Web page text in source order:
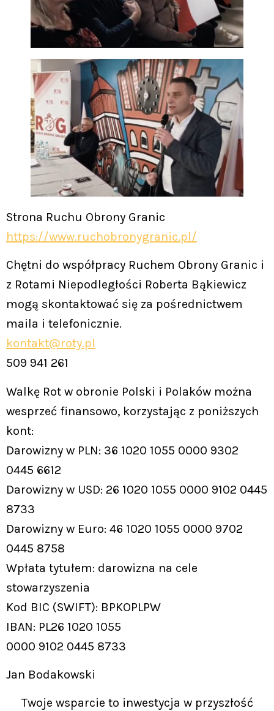
Strona Ruchu Obrony Granic
https://www.ruchobronygranic.pl/
Chętni do współpracy Ruchem Obrony Granic i
z Rotami Niepodległości Roberta Bąkiewicz
mogą skontaktować się za pośrednictwem
maila i telefonicznie.
kontakt@roty.pl
509 941 261
Walkę Rot w obronie Polski i Polaków można
wesprzeć finansowo, korzystając z poniższych
kont:
Darowizny w PLN: 36 1020 1055 0000 9302
0445 6612
Darowizny w USD: 26 1020 1055 0000 9102 0445
8733
Darowizny w Euro: 46 1020 1055 0000 9702
0445 8758
Wpłata tytułem: darowizna na cele
stowarzyszenia
Kod BIC (SWIFT): BPKOPLPW
IBAN: PL26 1020 1055
0000 9102 0445 8733
Jan Bodakowski
Twoje wsparcie to inwestycja w przyszłość